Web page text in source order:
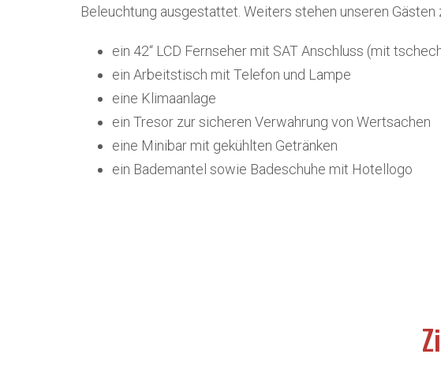
Beleuchtung ausgestattet. Weiters stehen unseren Gästen
ein 42“ LCD Fernseher mit SAT Anschluss (mit
ein Arbeitstisch mit Telefon und Lampe
eine Klimaanlage
ein Tresor zur sicheren Verwahrung von Wertsachen
eine Minibar mit gekühlten Getränken
ein Bademantel sowie Badeschuhe mit Hotellogo